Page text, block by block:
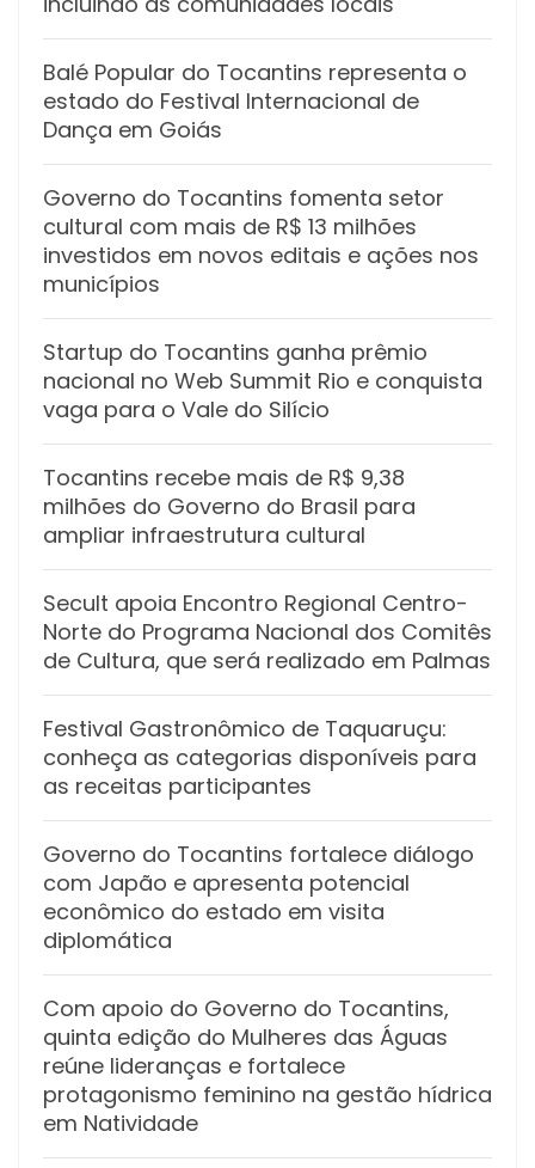
Balé Popular do Tocantins representa o
estado do Festival Internacional de
Dança em Goiás
Governo do Tocantins fomenta setor
cultural com mais de R$ 13 milhões
investidos em novos editais e ações nos
municípios
Startup do Tocantins ganha prêmio
nacional no Web Summit Rio e conquista
vaga para o Vale do Silício
Tocantins recebe mais de R$ 9,38
milhões do Governo do Brasil para
ampliar infraestrutura cultural
Secult apoia Encontro Regional Centro-
Norte do Programa Nacional dos Comitês
de Cultura, que será realizado em Palmas
Festival Gastronômico de Taquaruçu:
conheça as categorias disponíveis para
as receitas participantes
Governo do Tocantins fortalece diálogo
com Japão e apresenta potencial
econômico do estado em visita
diplomática
Com apoio do Governo do Tocantins,
quinta edição do Mulheres das Águas
reúne lideranças e fortalece
protagonismo feminino na gestão hídrica
em Natividade